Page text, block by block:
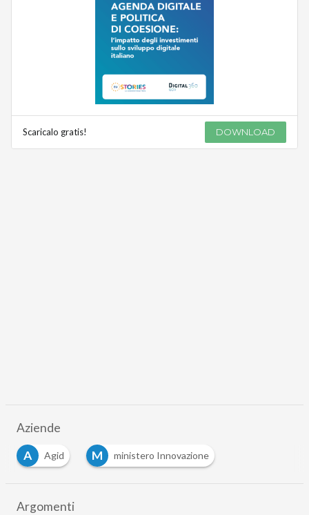
Scaricalo gratis! DOWNLOAD
Aziende
A
Agid M ministero Innovazione
Argomenti